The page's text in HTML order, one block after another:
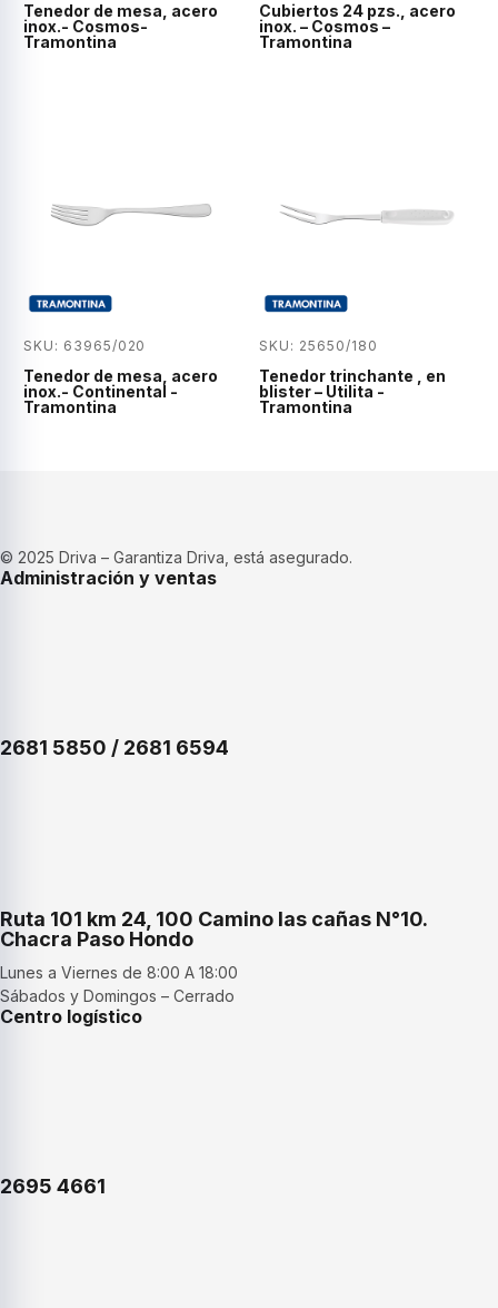
Tenedor de mesa, acero
inox.- Cosmos-
Tramontina
Cubiertos 24 pzs., acero
inox. – Cosmos –
Tramontina
SKU: 63965/020
Tenedor de mesa, acero
inox.- Continental -
Tramontina
SKU: 25650/180
Tenedor trinchante , en
blister – Utilita -
Tramontina
© 2025 Driva – Garantiza Driva, está asegurado.
Administración y ventas
2681 5850 / 2681 6594
Ruta 101 km 24, 100 Camino las cañas N°10.
Chacra Paso Hondo
Lunes a Viernes de 8:00 A 18:00
Sábados y Domingos – Cerrado
Centro logístico
2695 4661